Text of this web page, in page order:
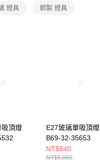
，但若您需要取消訂單，請聯絡
結帳頁面顯示為準，若有關於
或監護人之同意方可使用
起之損失，本公司不負相關責
別帳號之用戶狀況，依本公司即
之情形，本公司將視審查結果
燈具 銅製 燈具
頂燈
E27玻璃單吸頂燈
B69-32-35653
NT$840
NT$5,060